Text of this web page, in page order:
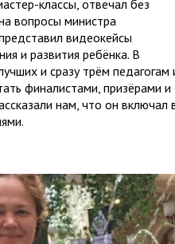
классы, отвечал без
вопросы министра
видеокейсы
и развития ребёнка. В
и сразу трём педагогам
финалистами, призёрами и
нам, что он включал